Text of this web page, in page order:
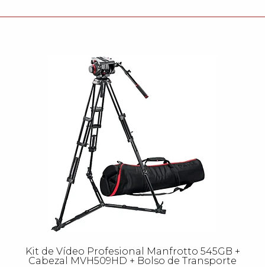
Kit de Vídeo Profesional Manfrotto 545GB +
Cabezal MVH509HD + Bolso de Transporte